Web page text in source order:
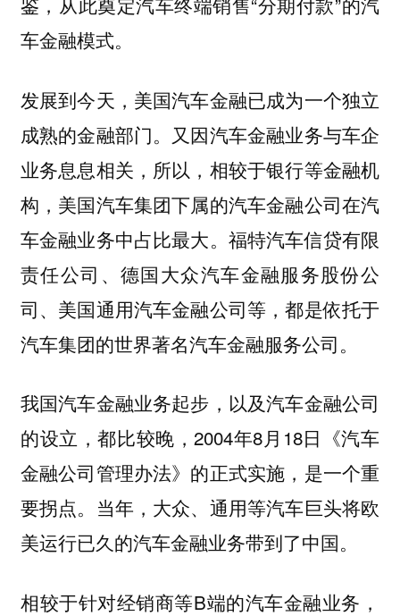
车金融模式。
发展到今天，美国汽车金融已成为一个独立
成熟的金融部门。又因汽车金融业务与车企
业务息息相关，所以，相较于银行等金融机
构，美国汽车集团下属的汽车金融公司在汽
车金融业务中占比最大。福特汽车信贷有限
责任公司、德国大众汽车金融服务股份公
司、美国通用汽车金融公司等，都是依托于
汽车集团的世界著名汽车金融服务公司。
我国汽车金融业务起步，以及汽车金融公司
的设立，都比较晚，2004年8月18日《汽车
金融公司管理办法》的正式实施，是一个重
要拐点。当年，大众、通用等汽车巨头将欧
美运行已久的汽车金融业务带到了中国。
相较于针对经销商等B端的汽车金融业务，